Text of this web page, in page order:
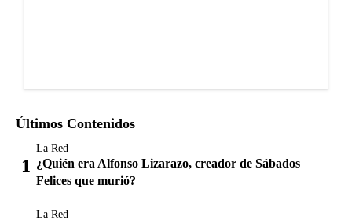
Últimos Contenidos
La Red
¿Quién era Alfonso Lizarazo, creador de Sábados
Felices que murió?
La Red